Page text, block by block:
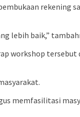
rekening
lebih baik,”
workshop
memfasilitasi